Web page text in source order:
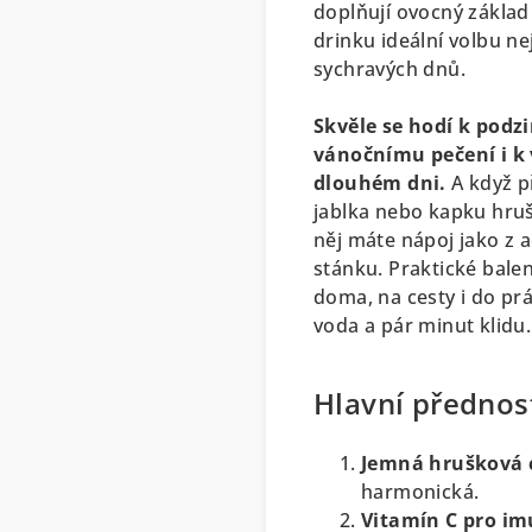
doplňují ovocný
drinku ideální volbu
sychravých dnů.
Skvěle se hodí k
vánočnímu pečení i k
dlouhém dni. A když
jablka nebo kapku
něj máte nápoj jako z
stánku. Praktické
doma, na cesty i do
voda a pár minut klidu.
Hlavní
Jemná
harmonická.
Vitamín C pro